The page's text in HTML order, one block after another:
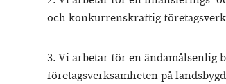
och konkurrenskraftig
3. Vi arbetar för en ändamålsenlig
företagsverksamheten på